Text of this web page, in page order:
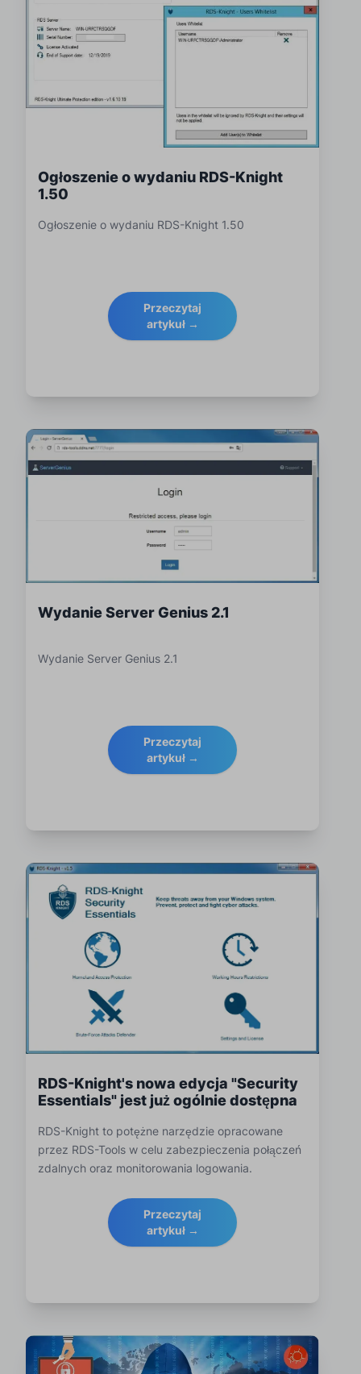
Ogłoszenie o wydaniu RDS-Knight
1.50
Ogłoszenie o wydaniu RDS-Knight 1.50
Przeczytaj
artykuł →
Wydanie Server Genius 2.1
Wydanie Server Genius 2.1
Przeczytaj
artykuł →
RDS-Knight's nowa edycja "Security
Essentials" jest już ogólnie dostępna
RDS-Knight to potężne narzędzie opracowane
przez RDS-Tools w celu zabezpieczenia połączeń
zdalnych oraz monitorowania logowania.
Przeczytaj
artykuł →